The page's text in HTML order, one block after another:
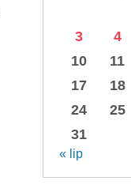
3
4
10
11
17
18
24
25
31
« lip